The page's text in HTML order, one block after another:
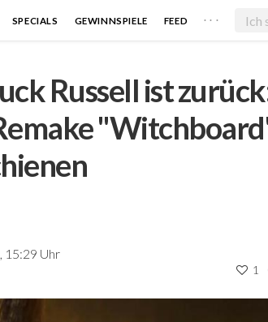
SPECIALS GEWINNSPIELE FEED . . .
Russell ist
15:29 Uhr
1